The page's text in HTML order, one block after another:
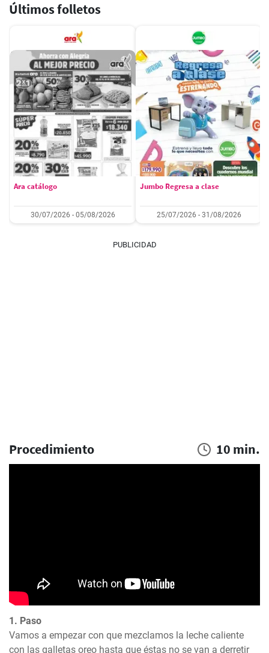
Últimos folletos
Ara catálogo
30/07/2026 - 05/08/2026
Jumbo Regresa a clase
25/07/2026 - 31/08/2026
PUBLICIDAD
Procedimiento 10 min.
1. Paso
Vamos a empezar con que mezclamos la leche caliente
con las galletas oreo hasta que éstas no se van a derretir